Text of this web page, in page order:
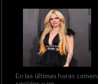
En las últimas horas